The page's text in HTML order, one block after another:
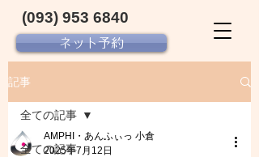
ネット予約
(093) 953 6840‬
記事
全ての記事
全ての記事
AMPHI・あんふぃっ 小倉
2025年7月12日